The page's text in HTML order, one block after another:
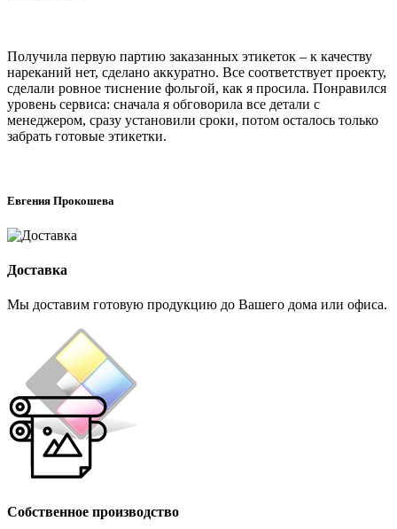
Получила первую партию заказанных этикеток – к качеству
нареканий нет, сделано аккуратно. Все соответствует проекту,
сделали ровное тиснение фольгой, как я просила. Понравился
уровень сервиса: сначала я обговорила все детали с
менеджером, сразу установили сроки, потом осталось только
забрать готовые этикетки.
Евгения Прокошева
Доставка
Мы доставим готовую продукцию до Вашего дома или офиса.
Собственное производство